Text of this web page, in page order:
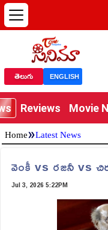
తెలుగు ENGLISH
Reviews Movie
Home»Latest News
వెంకీ vs రజనీ vs
Jul 3, 2026 5:22PM